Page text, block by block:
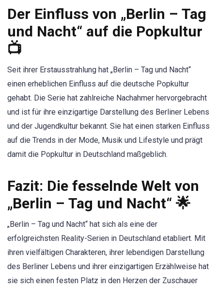
Der Einfluss von „Berlin – Tag
und Nacht“ auf die Popkultur
📺
Seit ihrer Erstausstrahlung hat „Berlin – Tag und Nacht“
einen erheblichen Einfluss auf die deutsche Popkultur
gehabt. Die Serie hat zahlreiche Nachahmer hervorgebracht
und ist für ihre einzigartige Darstellung des Berliner Lebens
und der Jugendkultur bekannt. Sie hat einen starken Einfluss
auf die Trends in der Mode, Musik und Lifestyle und prägt
damit die Popkultur in Deutschland maßgeblich.
Fazit: Die fesselnde Welt von
„Berlin – Tag und Nacht“ 🌟
„Berlin – Tag und Nacht“ hat sich als eine der
erfolgreichsten Reality-Serien in Deutschland etabliert. Mit
ihren vielfältigen Charakteren, ihrer lebendigen Darstellung
des Berliner Lebens und ihrer einzigartigen Erzählweise hat
sie sich einen festen Platz in den Herzen der Zuschauer